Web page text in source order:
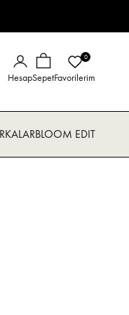
BLOOM EDIT
Giriş Yap
Hesap Sepet
Sepet
0
Favorilerim